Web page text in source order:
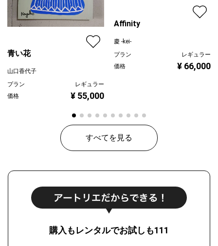
青い花
山口香代子
プラン
レギュラー
価格
¥ 55,000
Affinity
慶 -kei-
プラン
レギュラー
価格
¥ 66,000
すべてを見る
購入もレンタルでお試しも111